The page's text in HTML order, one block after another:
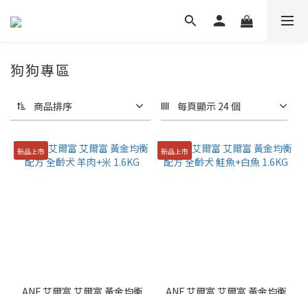
狗狗專區
商品排序 每頁顯示 24 個
新品上市
ANF 艾爾富 艾爾富 黃金均衡
新品上市
ANF 艾爾富 艾爾富 黃金均衡